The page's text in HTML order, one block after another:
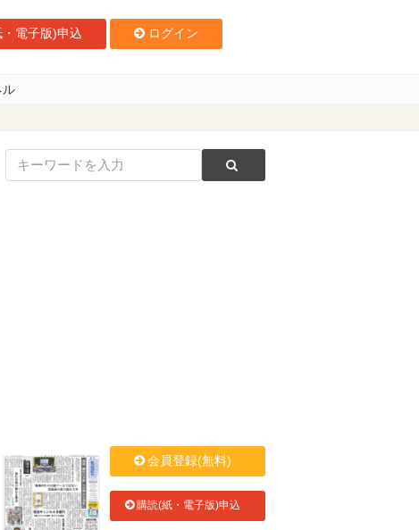
電子版)申込 ログイン
ル
会員登録(無料)
購読(紙・電子版)申込